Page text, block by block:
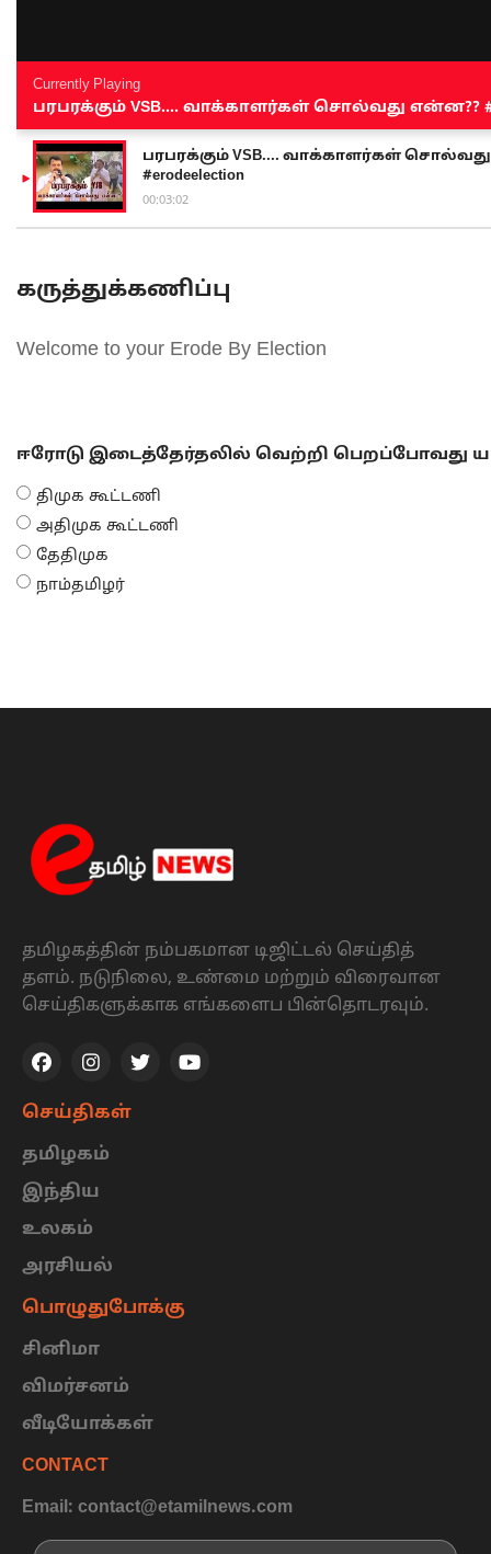
Currently Playing
பரபரக்கும் VSB.... வாக்காளர்கள் சொல்வது என்ன??
பரபரக்கும் VSB.... வாக்காளர்கள் சொல்வது
#erodeelection
00:03:02
கருத்துக்கணிப்பு
Welcome to your Erode By Election
ஈரோடு இடைத்தேர்தலில் வெற்றி பெறப்போவது
திமுக கூட்டணி
அதிமுக கூட்டணி
தேதிமுக
நாம்தமிழர்
தமிழகத்தின் நம்பகமான டிஜிட்டல் செய்தித்
தளம். நடுநிலை, உண்மை மற்றும் விரைவான
செய்திகளுக்காக எங்களைப பின்தொடரவும்.
செய்திகள்
தமிழகம்
இந்திய
உலகம்
அரசியல்
பொழுதுபோக்கு
சினிமா
விமர்சனம்
வீடியோக்கள்
CONTACT
Email: contact@etamilnews.com